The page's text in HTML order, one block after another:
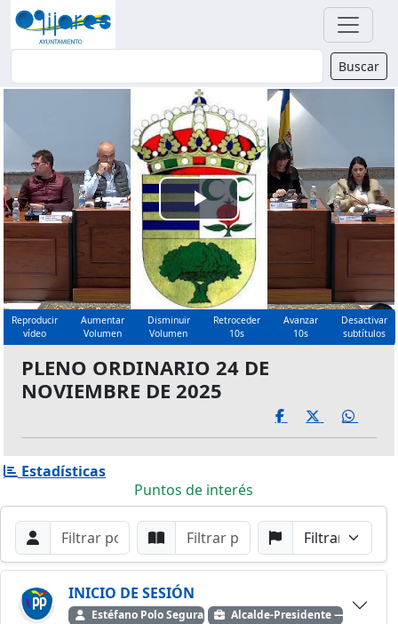
Buscador Buscar
Reproducir
Vídeo
Reproducir
vídeo
Aumentar
Volumen
Disminuir
Volumen
Retroceder
10s
Avanzar
10s
Desactivar
subtítulos
PLENO ORDINARIO 24 DE
NOVIEMBRE DE 2025
Estadísticas
Puntos de interés
Filtros de búsqueda
Buscar por OradorBuscar por Punto Buscar por Partido
Buscar
INICIO DE SESIÓN
Estéfano Polo Segura Alcalde-Presidente — Partido